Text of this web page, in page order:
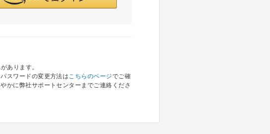
あります。
スワードの変更方法はこちらのページでご確
かに弊社サポートセンターまでご連絡くださ